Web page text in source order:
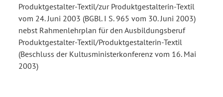
Produktgestalter-Textil/zur Produktgestalterin-Textil
vom 24. Juni 2003 (BGBl. I S. 965 vom 30. Juni 2003)
nebst Rahmenlehrplan für den Ausbildungsberuf
Produktgestalter-Textil/Produktgestalterin-Textil
(Beschluss der Kultusministerkonferenz vom 16. Mai
2003)